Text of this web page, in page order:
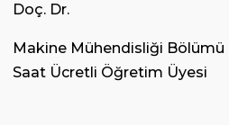
Doç. Dr.
Makine Mühendisliği Bölümü
Saat Ücretli Öğretim Üyesi